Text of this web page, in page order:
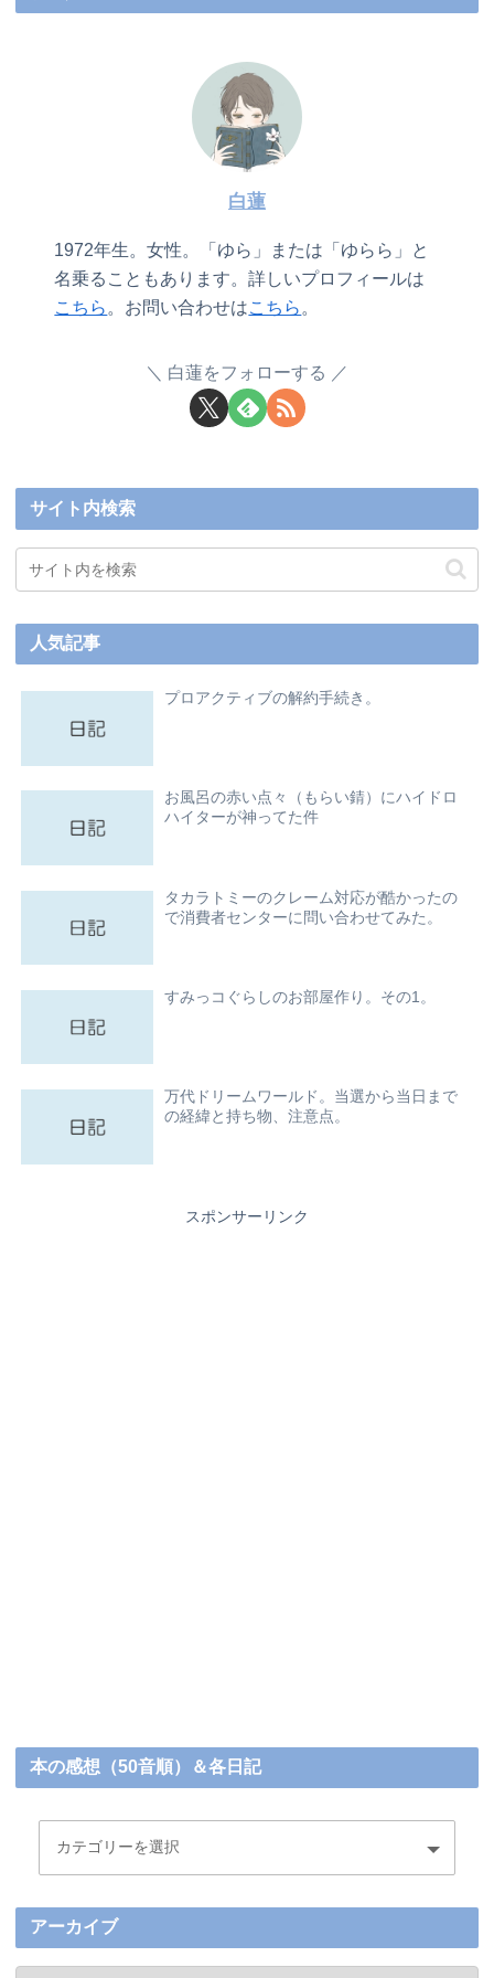
白蓮
1972年生。女性。「ゆら」または「ゆらら」と
名乗ることもあります。詳しいプロフィールは
こちら 。お問い合わせはこちら 。
白蓮をフォローする
サイト内検索
人気記事
プロアクティブの解約手続き。
お風呂の赤い点々（もらい錆）にハイドロ
ハイターが神ってた件
タカラトミーのクレーム対応が酷かったの
で消費者センターに問い合わせてみた。
すみっコぐらしのお部屋作り。その1。
万代ドリームワールド。当選から当日まで
の経緯と持ち物、注意点。
スポンサーリンク
本の感想（50音順）＆各日記
アーカイブ